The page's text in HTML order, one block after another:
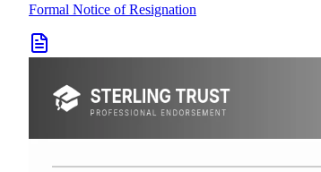
Formal Notice of Resignation